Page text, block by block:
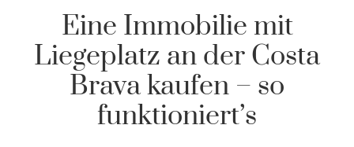
Eine Immobilie mit
Liegeplatz an der Costa
Brava kaufen – so
funktioniert’s